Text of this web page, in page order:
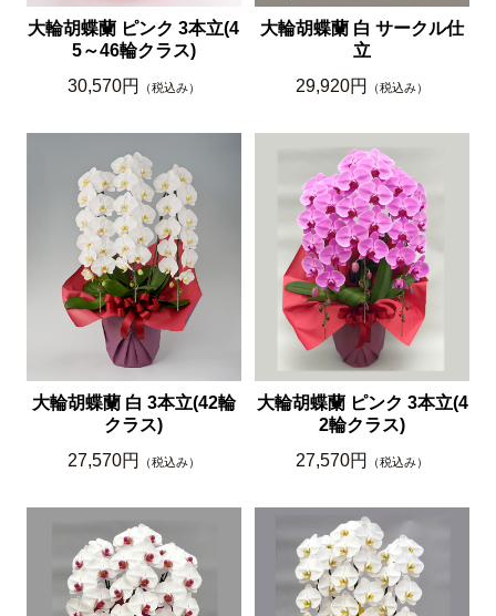
大輪胡蝶蘭 ピンク 3本立(4
5～46輪クラス)
30,570円
（税込み）
大輪胡蝶蘭 白 サークル仕
立
29,920円
（税込み）
大輪胡蝶蘭 白 3本立(42輪
クラス)
27,570円
（税込み）
大輪胡蝶蘭 ピンク 3本立(4
2輪クラス)
27,570円
（税込み）